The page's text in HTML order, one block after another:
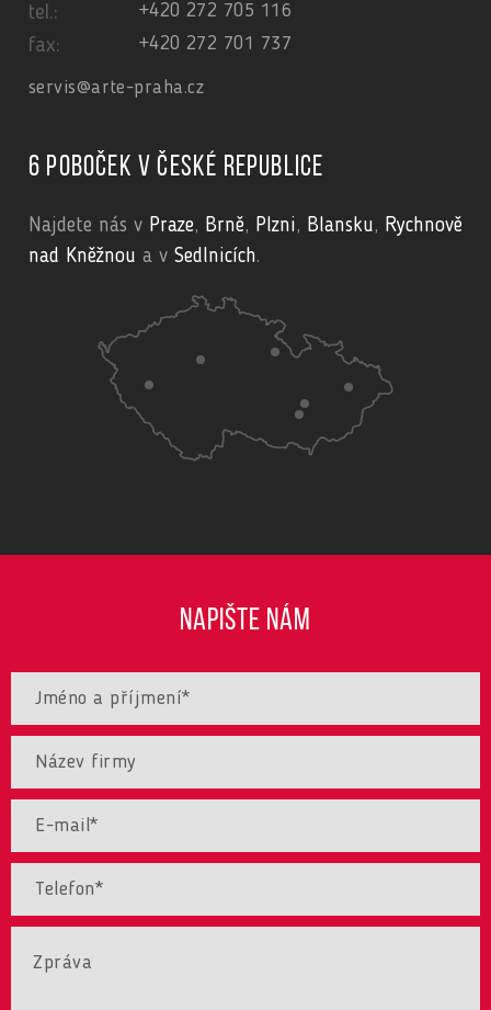
tel.: +420 272 705 116
fax: +420 272 701 737
servis@arte-praha.cz
6 poboček v České republice
Najdete nás v Praze, Brně, Plzni, Blansku, Rychnově
nad Kněžnou a v Sedlnicích.
NAPIŠTE NÁM